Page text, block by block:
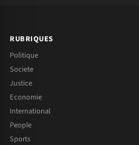
RUBRIQUES
Politique
Societe
Justice
Economie
International
People
Sports